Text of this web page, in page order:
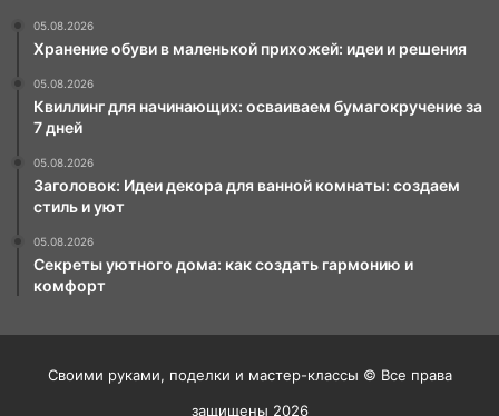
05.08.2026
Хранение обуви в маленькой прихожей: идеи и решения
05.08.2026
Квиллинг для начинающих: осваиваем бумагокручение за
7 дней
05.08.2026
Заголовок: Идеи декора для ванной комнаты: создаем
стиль и уют
05.08.2026
Секреты уютного дома: как создать гармонию и
комфорт
Своими руками, поделки и мастер-классы © Все права
защищены 2026